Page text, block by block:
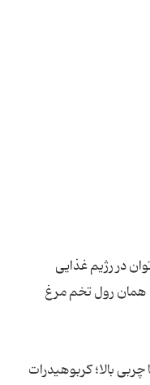
در رژیم غذایی
همان رول تخم مرغ
بالا؛ کربوهیدرات